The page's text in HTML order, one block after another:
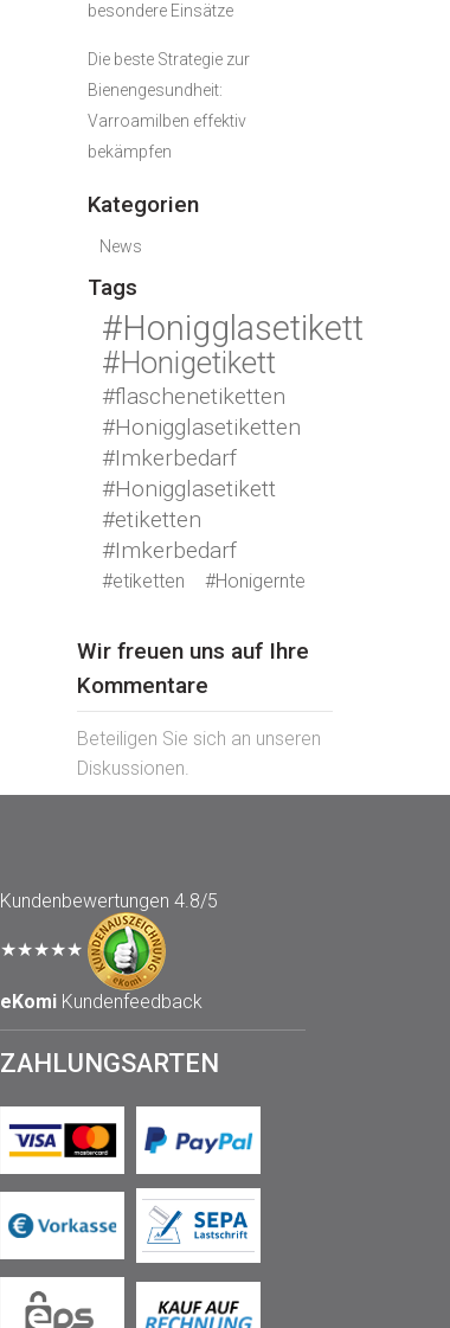
besondere Einsätze
Die beste Strategie zur
Bienengesundheit:
Varroamilben effektiv
bekämpfen
Kategorien
News
Tags
#Honigglasetikett
#Honigetikett
#flaschenetiketten
#Honigglasetiketten
#Imkerbedarf
#Honigglasetikett
#etiketten
#Imkerbedarf
#etiketten #Honigernte
Wir freuen uns auf Ihre
Kommentare
Beteiligen Sie sich an unseren
Diskussionen.
Kundenbewertungen 4.8/5
★★★★★
eKomiKundenfeedback
ZAHLUNGSARTEN